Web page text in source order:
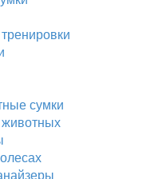
сумки